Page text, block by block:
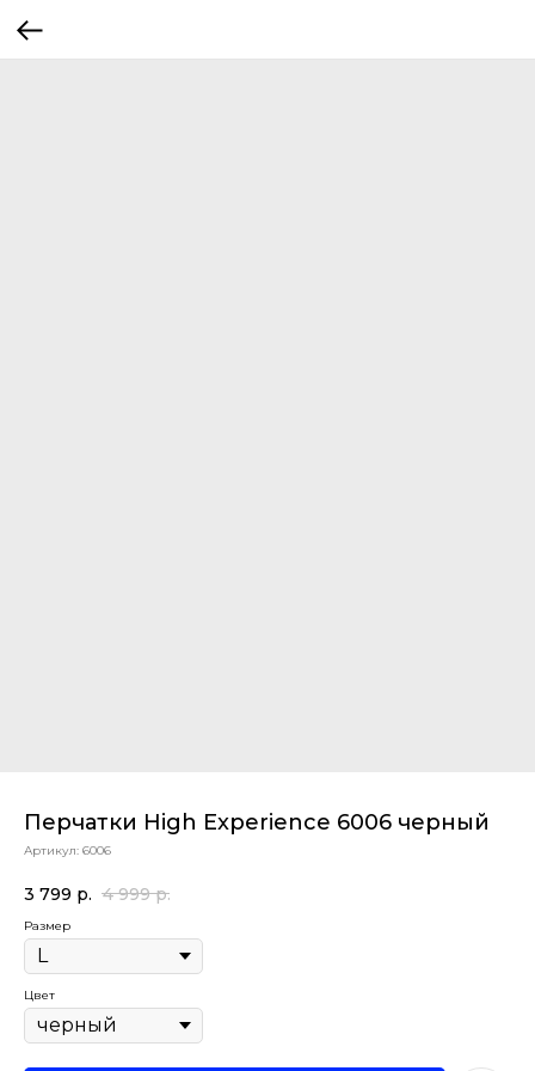
Перчатки High Experience 6006 черный
Артикул: 6006
3 799 р. 4 999 р.
Размер
Цвет